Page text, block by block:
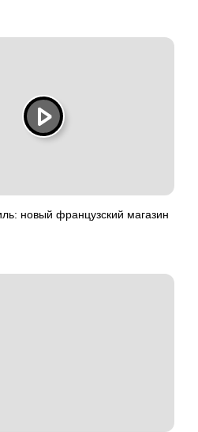
новый французский магазин